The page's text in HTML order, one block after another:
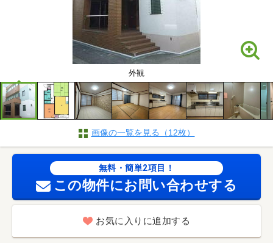
外観
画像の一覧を見る（12枚）
無料・簡単2項目！
この物件にお問い合わせする
お気に入りに追加する